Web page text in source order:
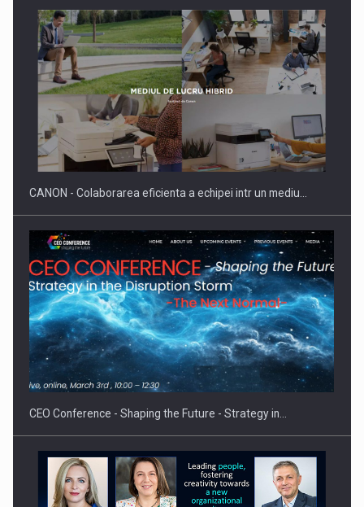
Producatorii si comerciantii care nu se supun noilor
reglementari…
Proteinmaxxing and the Future of Protein Demand
CANON - Colaborarea eficienta a echipei intr un mediu…
CEO Conference - Shaping the Future - Strategy in…